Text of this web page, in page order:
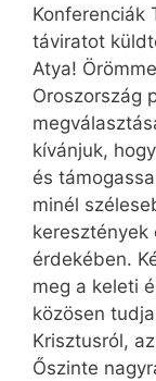
Konferenciák
táviratot
Atya!
Oroszország
kívánjuk,
és
minél
keresztények
érdekében.
meg a keleti
közösen
Krisztusról,
Őszinte